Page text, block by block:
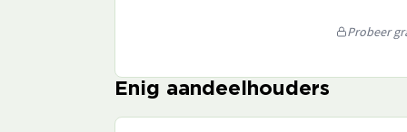
Probeer
Enig aandeelhouders